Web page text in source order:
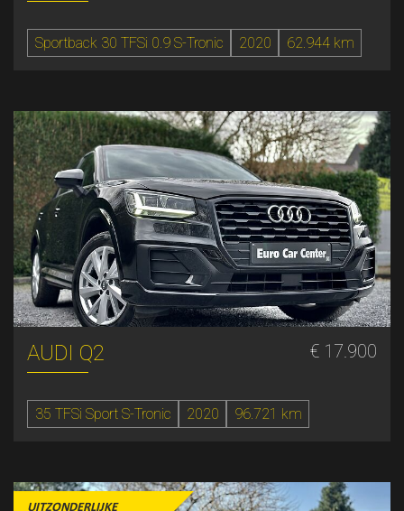
Sportback 30 TFSi 0.9 S-Tronic 2020 62.944 km
AUDI Q2 € 17.900
35 TFSi Sport S-Tronic 2020 96.721 km
UITZONDERLIJKE